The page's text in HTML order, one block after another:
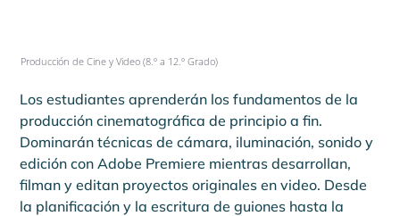
Producción de Cine y Video (8.º a 12.º Grado)
Los estudiantes aprenderán los fundamentos de la
producción cinematográfica de principio a fin.
Dominarán técnicas de cámara, iluminación, sonido y
edición con Adobe Premiere mientras desarrollan,
filman y editan proyectos originales en video. Desde
la planificación y la escritura de guiones hasta la